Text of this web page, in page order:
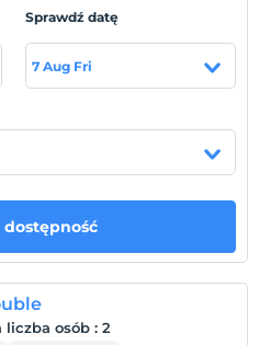
na mapie
Sprawdź datę
7 Aug Fri
dostępność
liczba osób : 2